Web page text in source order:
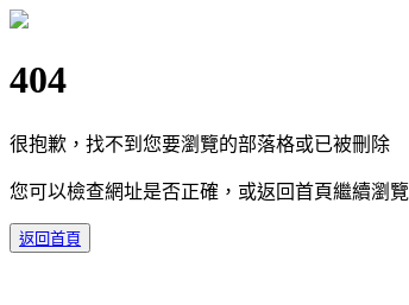
404
很抱歉，找不到您要瀏覽的部落格或已被刪除
您可以檢查網址是否正確，或返回首頁繼續瀏覽
返回首頁